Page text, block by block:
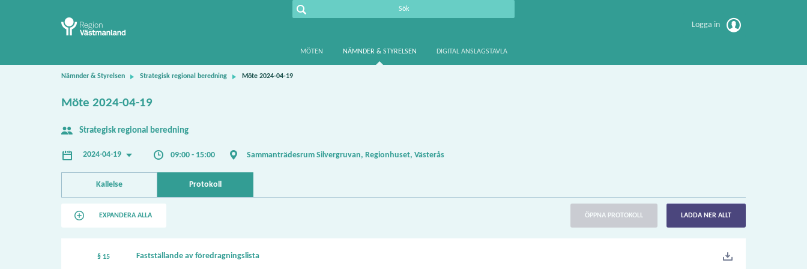
Logga in
MÖTEN NÄMNDER & STYRELSEN DIGITAL ANSLAGSTAVLA
Nämnder & Styrelsen Strategisk regional beredning Möte 2024-04-19
Möte 2024-04-19
Strategisk regional beredning
2024-04-19 09:00 - 15:00 Sammanträdesrum Silvergruvan, Regionhuset, Västerås
Kallelse Protokoll
EXPANDERA ALLA ÖPPNA PROTOKOLL LADDA NER ALLT
§ 15 Fastställande av föredragningslista